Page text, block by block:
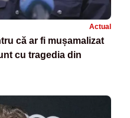
Actual
că ar fi mușamalizat
cu tragedia din